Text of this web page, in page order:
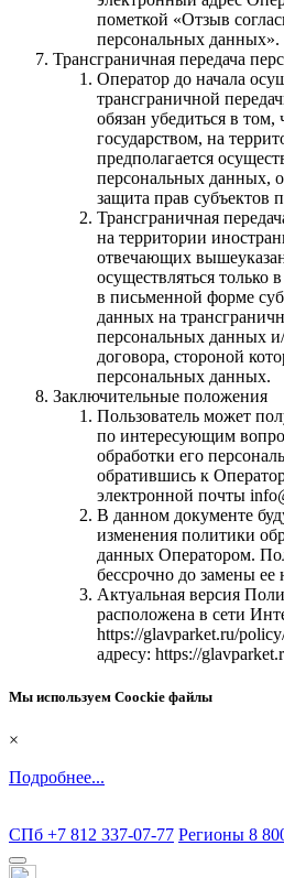
пометкой «Отзыв
персональных данных».
Трансграничная передача
Оператор до начала
трансграничной
обязан убедиться в
государством, на
предполагается
персональных данных,
защита прав субъектов
Трансграничная
на территории
отвечающих
осуществляться только
в письменной форме
данных на
персональных данных
договора, стороной
персональных данных.
Заключительные положения
Пользователь может
по интересующим
обработки его
обратившись к
электронной почты
В данном документе
изменения политики
данных Оператором.
бессрочно до замены ее
Актуальная версия
расположена в сети
https://glavparket.ru/
адресу: https://
Мы используем Coockie файлы
×
Подробнее...
СПб +7 812 337-07-77 Регионы 8